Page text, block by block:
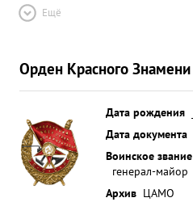
Ещё
Орден Красного Знамени
Дата рождения
Дата документа
Воинское звание
генерал-майор
Архив ЦАМО